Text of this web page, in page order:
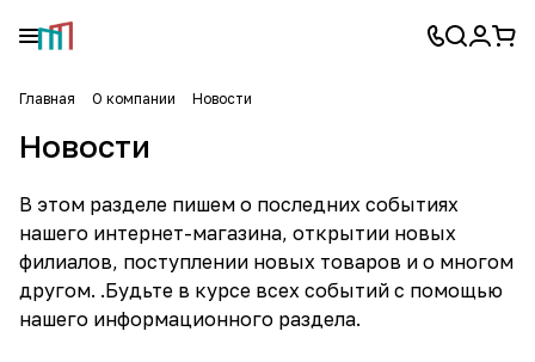
Главная О компании Новости
Новости
В этом разделе пишем о последних событиях
нашего интернет-магазина, открытии новых
филиалов, поступлении новых товаров и о многом
другом. .Будьте в курсе всех событий с помощью
нашего информационного раздела.